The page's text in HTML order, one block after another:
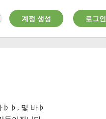
계정 생성 로그인
♭ ♭ , 및 바♭